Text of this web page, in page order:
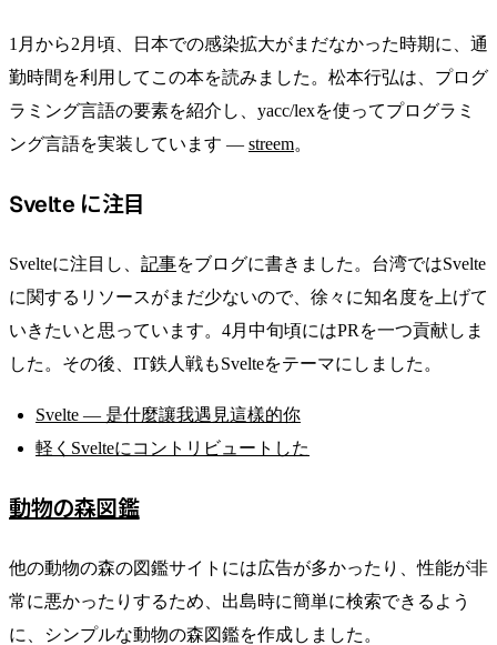
1月から2月頃、日本での感染拡大がまだなかった時期に、通
勤時間を利用してこの本を読みました。松本行弘は、プログ
ラミング言語の要素を紹介し、yacc/lexを使ってプログラミ
ング言語を実装しています — streem。
Svelte に注目
Svelteに注目し、 記事をブログに書きました。台湾ではSvelte
に関するリソースがまだ少ないので、徐々に知名度を上げて
いきたいと思っています。4月中旬頃にはPRを一つ貢献しま
した。その後、IT鉄人戦もSvelteをテーマにしました。
Svelte — 是什麼讓我遇見這樣的你
軽くSvelteにコントリビュートした
動物の森図鑑
他の動物の森の図鑑サイトには広告が多かったり、性能が非
常に悪かったりするため、出島時に簡単に検索できるよう
に、シンプルな動物の森図鑑を作成しました。